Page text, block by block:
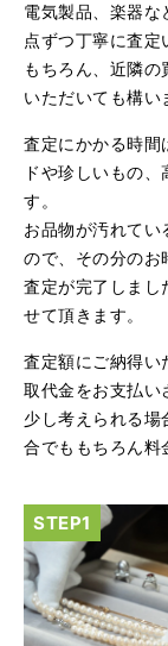
（大阪府大阪市
して利用できた
りました。
（大阪府大阪市
なって頂いてあ
さがなく、とて
高いお店です。
電気製品、楽器な
点ずつ丁寧に査定
もちろん、近隣
いただいても構い
査定にかかる時間
ドや珍しいもの
す。
お品物が汚れて
ので、その分のお
査定が完了しまし
せて頂きます。
査定額にご納得い
取代金をお支払い
少し考えられる
合でももちろん料